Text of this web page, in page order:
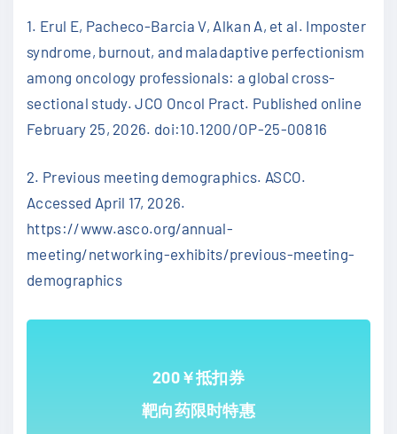
1. Erul E, Pacheco-Barcia V, Alkan A, et al. Imposter
syndrome, burnout, and maladaptive perfectionism
among oncology professionals: a global cross-
sectional study. JCO Oncol Pract. Published online
February 25, 2026. doi:10.1200/OP-25-00816
2. Previous meeting demographics. ASCO.
Accessed April 17, 2026.
https://www.asco.org/annual-
meeting/networking-exhibits/previous-meeting-
demographics
200￥抵扣券
靶向药限时特惠